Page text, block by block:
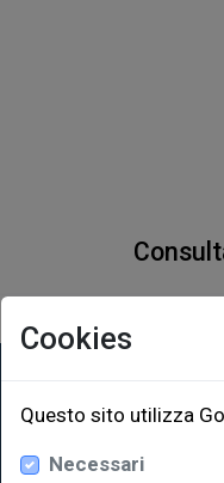
Cookies
Questo sito utilizza
Necessari